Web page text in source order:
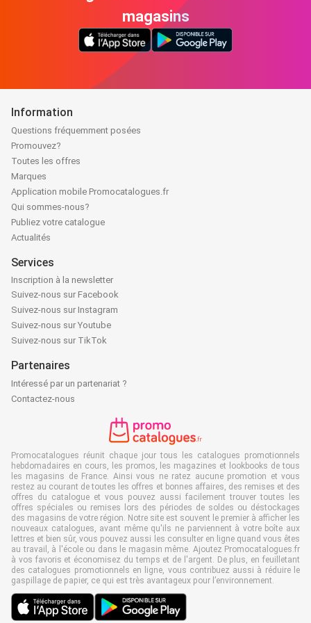
magasins
Information
Questions fréquemment posées
Promouvez?
Toutes les offres
Marques
Application mobile Promocatalogues.fr
Qui sommes-nous?
Publiez votre catalogue
Actualités
Services
Inscription à la newsletter
Suivez-nous sur Facebook
Suivez-nous sur Instagram
Suivez-nous sur Youtube
Suivez-nous sur TikTok
Partenaires
Intéressé par un partenariat ?
Contactez-nous
Promocatalogues réunit chaque jour tous les catalogues promotionnels
hebdomadaires en cours, les promos, les magazines et lookbooks de tous
les magasins de France. Ainsi vous ne ratez aucune promotion et vous
restez au courant de toutes les offres et bonnes affaires, des remises et des
offres du catalogue et vous pouvez aussi facilement trouver toutes les
offres spéciales ou remises lors des périodes de soldes ou déstockages
des magasins de votre région. Notre site est souvent le premier à afficher les
nouveaux catalogues, avant même qu'ils ne parviennent à votre boîte aux
lettres et bien sûr, vous pouvez aussi les consulter en ligne quand vous êtes
au travail, à l'école ou dans le magasin même. Ajoutez Promocatalogues.fr
à vos favoris et économisez du temps et de l'argent. De plus, en feuilletant
des catalogues promotionnels en ligne, vous contribuez aussi à réduire le
gaspillage de papier, ce qui est très avantageux pour l’environnement.